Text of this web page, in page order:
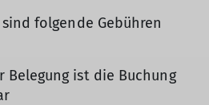
folgende Gebühren
Belegung ist die Buchung